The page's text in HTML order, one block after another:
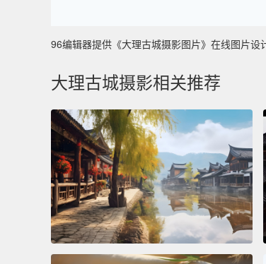
96编辑器提供《大理古城摄影图片》在线图片
大理古城摄影相关推荐